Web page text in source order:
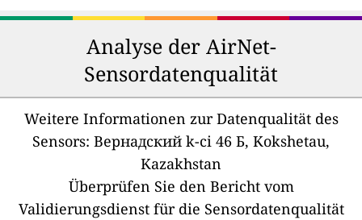
Analyse der AirNet-
Sensordatenqualität
Weitere Informationen zur Datenqualität des
Sensors: Вернадский k-сі 46 Б, Kokshetau,
Kazakhstan
Überprüfen Sie den Bericht vom
Validierungsdienst für die Sensordatenqualität